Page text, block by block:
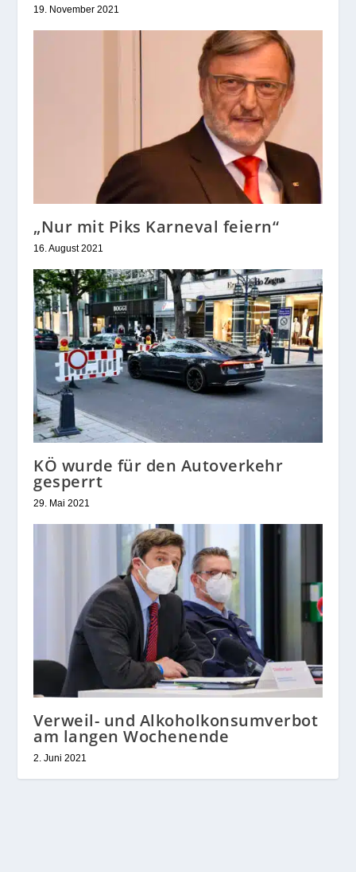
19. November 2021
„Nur mit Piks Karneval feiern“
16. August 2021
KÖ wurde für den Autoverkehr
gesperrt
29. Mai 2021
Verweil- und Alkoholkonsumverbot
am langen Wochenende
2. Juni 2021